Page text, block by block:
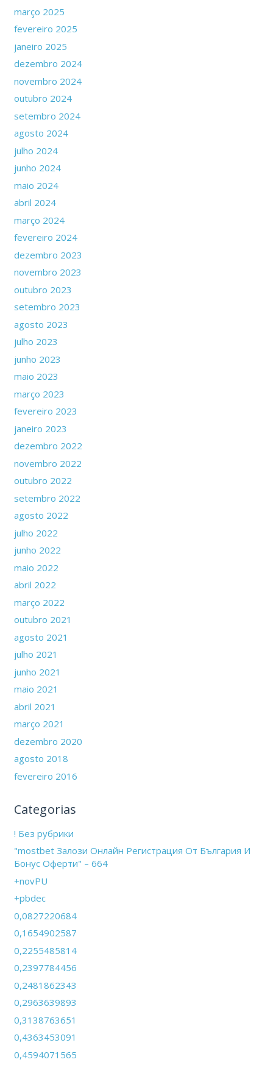
março 2025
fevereiro 2025
janeiro 2025
dezembro 2024
novembro 2024
outubro 2024
setembro 2024
agosto 2024
julho 2024
junho 2024
maio 2024
abril 2024
março 2024
fevereiro 2024
dezembro 2023
novembro 2023
outubro 2023
setembro 2023
agosto 2023
julho 2023
junho 2023
maio 2023
março 2023
fevereiro 2023
janeiro 2023
dezembro 2022
novembro 2022
outubro 2022
setembro 2022
agosto 2022
julho 2022
junho 2022
maio 2022
abril 2022
março 2022
outubro 2021
agosto 2021
julho 2021
junho 2021
maio 2021
abril 2021
março 2021
dezembro 2020
agosto 2018
fevereiro 2016
Categorias
! Без рубрики
"mostbet Залози Онлайн Регистрация От България И
Бонус Оферти" – 664
+novPU
+pbdec
0,0827220684
0,1654902587
0,2255485814
0,2397784456
0,2481862343
0,2963639893
0,3138763651
0,4363453091
0,4594071565